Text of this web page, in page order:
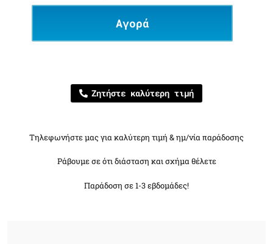
Αγορά
Ζητήστε καλύτερη τιμή
Τηλεφωνήστε μας για καλύτερη τιμή & ημ/νία παράδοσης
Ράβουμε σε ότι διάσταση και σχήμα θέλετε
Παράδοση σε 1-3 εβδομάδες!